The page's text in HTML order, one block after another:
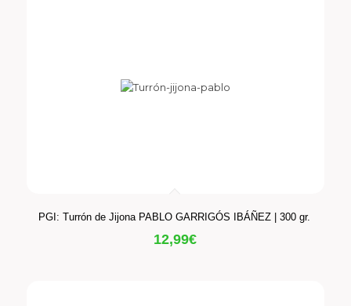
PGI: Turrón de Jijona PABLO GARRIGÓS IBÁÑEZ | 300 gr.
12,99€